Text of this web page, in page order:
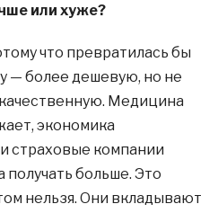
или хуже?
что превратилась бы
— более дешевую, но не
Медицина
экономика
страховые компании
получать больше. Это
нельзя. Они вкладывают